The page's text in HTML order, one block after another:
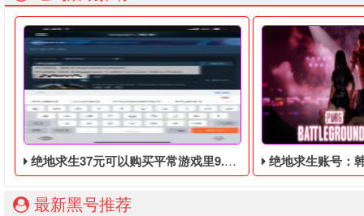
绝地求生37元可以购买平常游戏里9.9美元的DLC礼包 绝地求生账号：韩国人气K-pop组合
最新黑号推荐